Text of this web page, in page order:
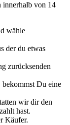
innerhalb von 14
wähle
der du etwas
zurücksenden
bekommst Du eine
wir dir den
hast.
Käufer.